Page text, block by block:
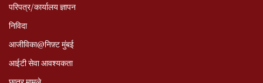
परिपत्र/कार्यालय ज्ञापन
निविदा
आजीविका@निफ़्ट मुंबई
आईटी सेवा आवश्यकता